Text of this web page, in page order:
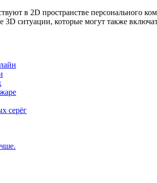
в 2D пространстве персонального
3D ситуации, которые могут также
серёг